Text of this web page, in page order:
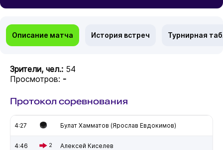
Описание матча История встреч Турнирная
Зрители, чел.: 54
Просмотров: -
Протокол соревнования
4:27 Булат Хамматов (Ярослав Евдокимов)
4:46 2 Алексей Киселев